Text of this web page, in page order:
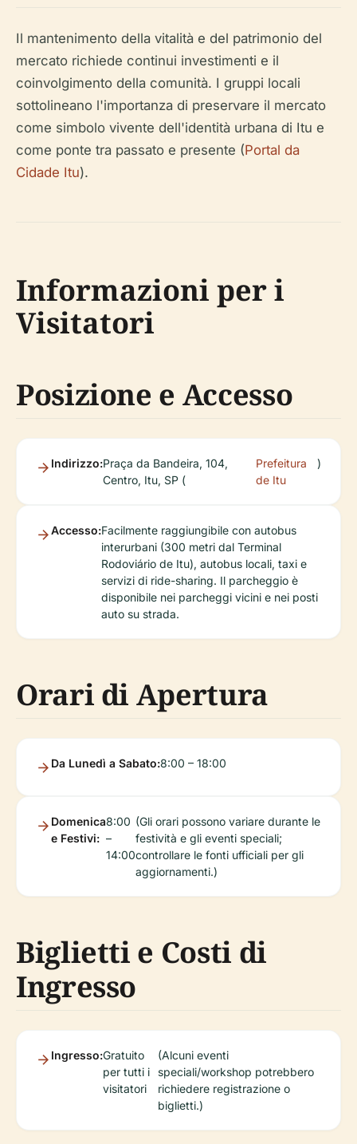
Il mantenimento della vitalità e del patrimonio del
mercato richiede continui investimenti e il
coinvolgimento della comunità. I gruppi locali
sottolineano l'importanza di preservare il mercato
come simbolo vivente dell'identità urbana di Itu e
come ponte tra passato e presente (Portal da
Cidade Itu).
Informazioni per i
Visitatori
Posizione e Accesso
Indirizzo:Praça da Bandeira, 104,
Centro, Itu, SP (
Prefeitura
de Itu
)
Accesso:Facilmente raggiungibile con autobus
interurbani (300 metri dal Terminal
Rodoviário de Itu), autobus locali, taxi e
servizi di ride-sharing. Il parcheggio è
disponibile nei parcheggi vicini e nei posti
auto su strada.
Orari di Apertura
Da Lunedì a Sabato:8:00 – 18:00
Domenica
e Festivi:
8:00
–
14:00
(Gli orari possono variare durante le
festività e gli eventi speciali;
controllare le fonti ufficiali per gli
aggiornamenti.)
Biglietti e Costi di
Ingresso
Ingresso:Gratuito
per tutti i
visitatori
(Alcuni eventi
speciali/workshop potrebbero
richiedere registrazione o
biglietti.)